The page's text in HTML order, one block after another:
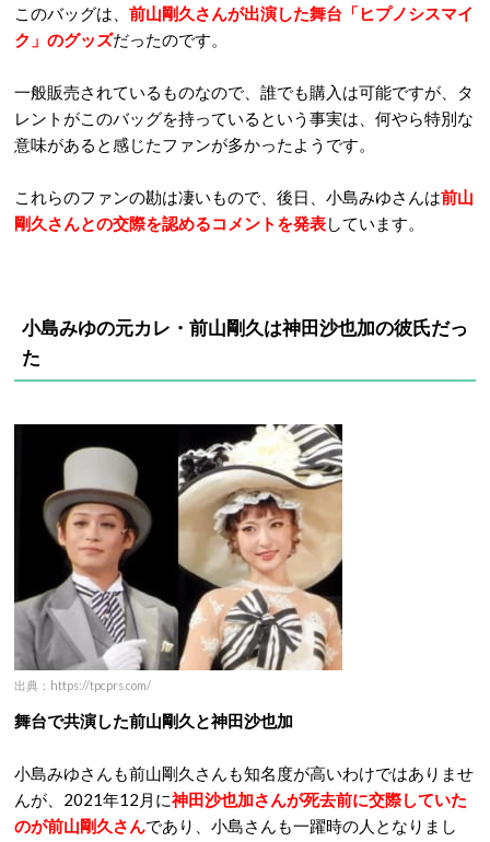
このバッグは、 前山剛久さんが出演した舞台「ヒプノシスマイ
ク」のグッズだったのです。
一般販売されているものなので、誰でも購入は可能ですが、タ
レントがこのバッグを持っているという事実は、何やら特別な
意味があると感じたファンが多かったようです。
これらのファンの勘は凄いもので、後日、小島みゆさんは前山
剛久さんとの交際を認めるコメントを発表しています。
小島みゆの元カレ・前山剛久は神田沙也加の彼氏だっ
た
出典：https://tpcprs.com/
舞台で共演した前山剛久と神田沙也加
小島みゆさんも前山剛久さんも知名度が高いわけではありませ
んが、2021年12月に神田沙也加さんが死去前に交際していた
のが前山剛久さんであり、小島さんも一躍時の人となりまし